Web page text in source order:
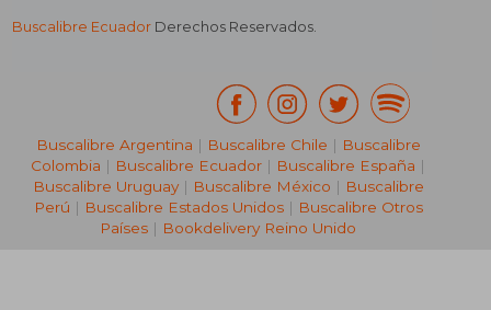
Buscalibre Ecuador Derechos Reservados.
Buscalibre Argentina | Buscalibre Chile | Buscalibre
Colombia | Buscalibre Ecuador | Buscalibre España |
Buscalibre Uruguay| Buscalibre México | Buscalibre
Perú | Buscalibre Estados Unidos| Buscalibre Otros
Países | Bookdelivery Reino Unido